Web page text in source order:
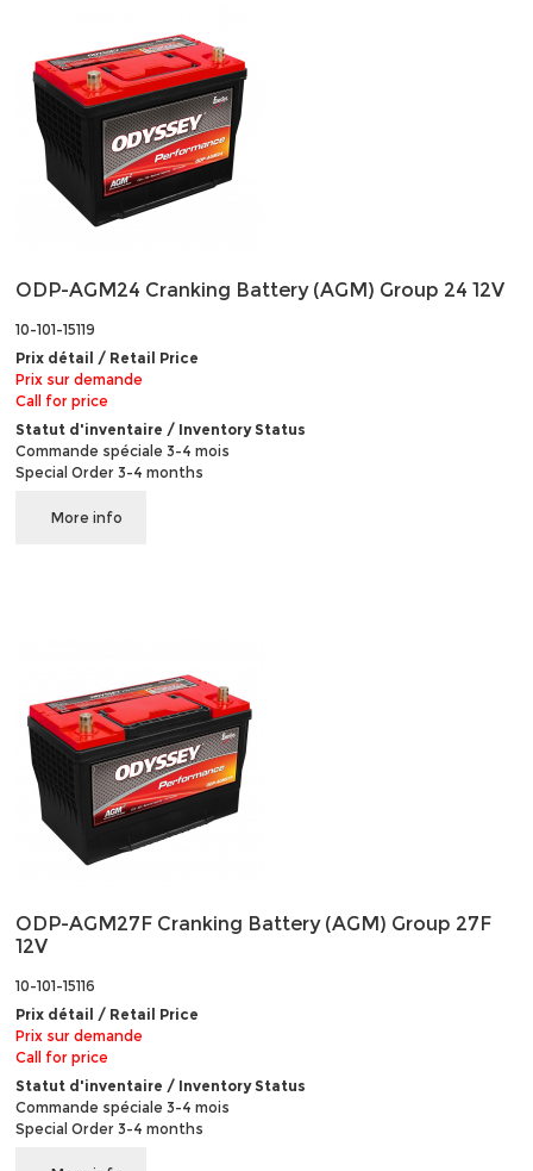
ODP-AGM24 Cranking Battery (AGM) Group 24 12V
10-101-15119
Prix détail / Retail Price
Prix sur demande
Call for price
Statut d'inventaire / Inventory Status
Commande spéciale 3-4 mois
Special Order 3-4 months
More info
ODP-AGM27F Cranking Battery (AGM) Group 27F
12V
10-101-15116
Prix détail / Retail Price
Prix sur demande
Call for price
Statut d'inventaire / Inventory Status
Commande spéciale 3-4 mois
Special Order 3-4 months